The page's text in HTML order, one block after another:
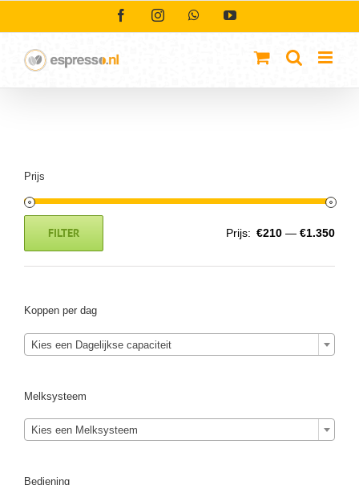
FacebookInstagramWhatsAppYouTube
Prijs
FILTER Prijs: €210 — €1.350
Koppen per dag
Kies een Dagelijkse capaciteit
Melksysteem
Kies een Melksysteem
Bediening